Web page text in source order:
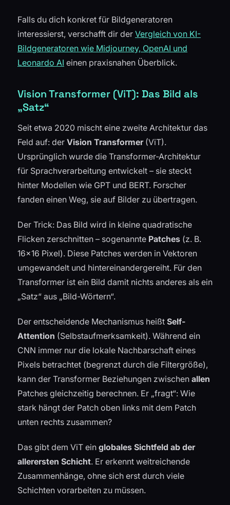
Falls du dich konkret für Bildgeneratoren
interessierst, verschafft dir der Vergleich von KI-
Bildgeneratoren wie Midjourney, OpenAI und
Leonardo AI einen praxisnahen Überblick.
Vision Transformer (ViT): Das Bild als
„Satz“
Seit etwa 2020 mischt eine zweite Architektur das
Feld auf: der Vision Transformer(ViT).
Ursprünglich wurde die Transformer-Architektur
für Sprachverarbeitung entwickelt – sie steckt
hinter Modellen wie GPT und BERT. Forscher
fanden einen Weg, sie auf Bilder zu übertragen.
Der Trick: Das Bild wird in kleine quadratische
Flicken zerschnitten – sogenannte Patches (z. B.
16×16 Pixel). Diese Patches werden in Vektoren
umgewandelt und hintereinandergereiht. Für den
Transformer ist ein Bild damit nichts anderes als ein
„Satz“ aus „Bild-Wörtern“.
Der entscheidende Mechanismus heißt Self-
Attention (Selbstaufmerksamkeit). Während ein
CNN immer nur die lokale Nachbarschaft eines
Pixels betrachtet (begrenzt durch die Filtergröße),
kann der Transformer Beziehungen zwischen allen
Patches gleichzeitig berechnen. Er „fragt“: Wie
stark hängt der Patch oben links mit dem Patch
unten rechts zusammen?
Das gibt dem ViT ein globales Sichtfeld ab der
allerersten Schicht. Er erkennt weitreichende
Zusammenhänge, ohne sich erst durch viele
Schichten vorarbeiten zu müssen.